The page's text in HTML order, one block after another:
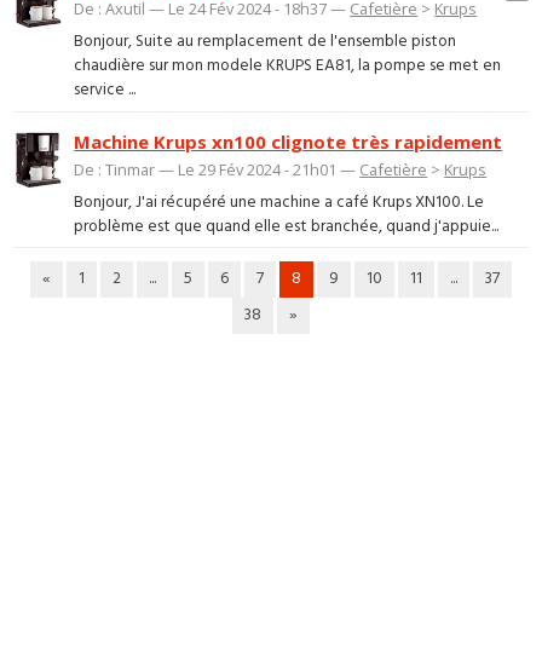
De : Axutil — Le 24 Fév 2024 - 18h37 — Cafetière > Krups
Bonjour, Suite au remplacement de l'ensemble piston
chaudière sur mon modele KRUPS EA81, la pompe se met en
service ...
Machine Krups xn100 clignote très rapidement
De : Tinmar — Le 29 Fév 2024 - 21h01 — Cafetière > Krups
Bonjour, J'ai récupéré une machine a café Krups XN100. Le
problème est que quand elle est branchée, quand j'appuie...
« 1 2 ... 5 6 7 8 9 10 11 ...
37
38
»